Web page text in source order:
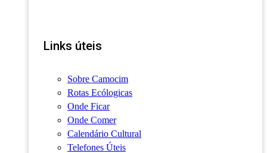
Links úteis
Sobre Camocim
Rotas Ecólogicas
Onde Ficar
Onde Comer
Calendário Cultural
Telefones Úteis